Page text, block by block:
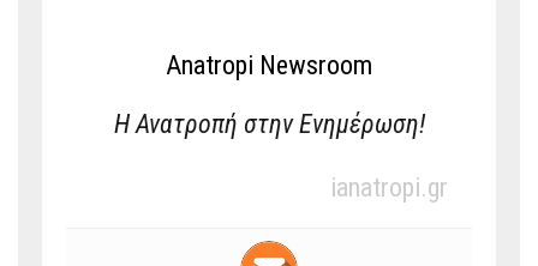
Anatropi Newsroom
Η Ανατροπή στην Ενημέρωση!
ianatropi.gr